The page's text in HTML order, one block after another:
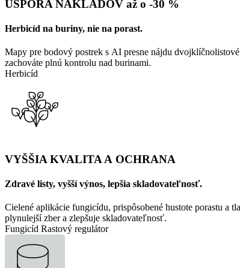
ÚSPORA NÁKLADOV až o -30 %
Herbicíd na buriny, nie na porast.
Mapy pre bodový postrek s AI presne nájdu
zachováte plnú kontrolu nad burinami.
Herbicíd
VYŠŠIA KVALITA A OCHRANA
Zdravé listy, vyšší výnos, lepšia skladovateľnosť.
Cielené aplikácie fungicídu, prispôsobené hustote porastu a
plynulejší zber a zlepšuje skladovateľnosť.
Fungicíd Rastový regulátor